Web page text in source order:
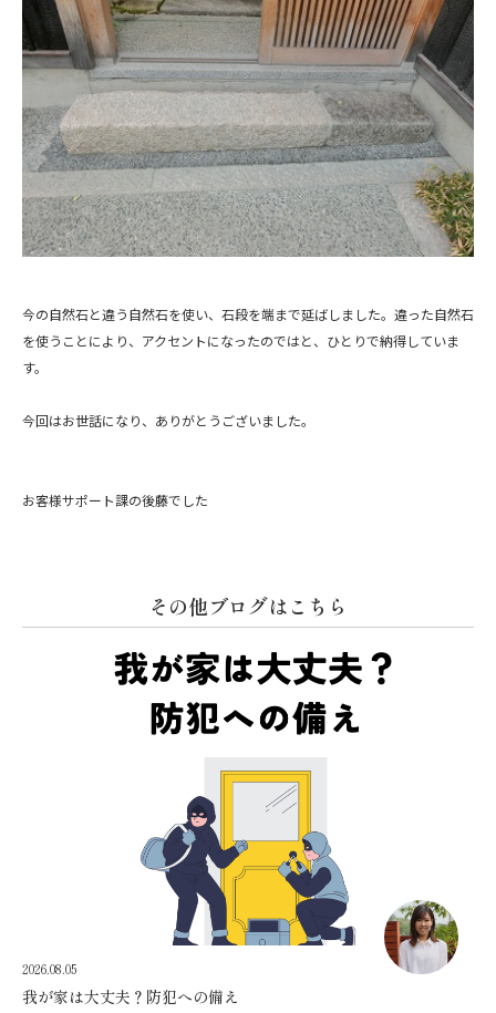
今の自然石と違う自然石を使い、石段を端まで延ばしました。違った自然石
を使うことにより、アクセントになったのではと、ひとりで納得していま
す。
今回はお世話になり、ありがとうございました。
お客様サポート課の後藤でした
その他ブログはこちら
2026.08.05
我が家は大丈夫？防犯への備え